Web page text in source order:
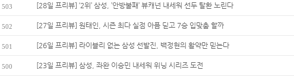
503 [28일 프리뷰] ‘2위’ 삼성, ’안방불패’ 뷰캐넌 내세워 선두 탈환 노린다
502 [27일 프리뷰] 원태인, 시즌 최다 실점 아픔 딛고 7승 입맞춤 할까
501 [26일 프리뷰] 라이블리 없는 삼성 선발진, 백정현의 활약만 믿는다
500 [23일 프리뷰] 삼성, 좌완 이승민 내세워 위닝 시리즈 도전